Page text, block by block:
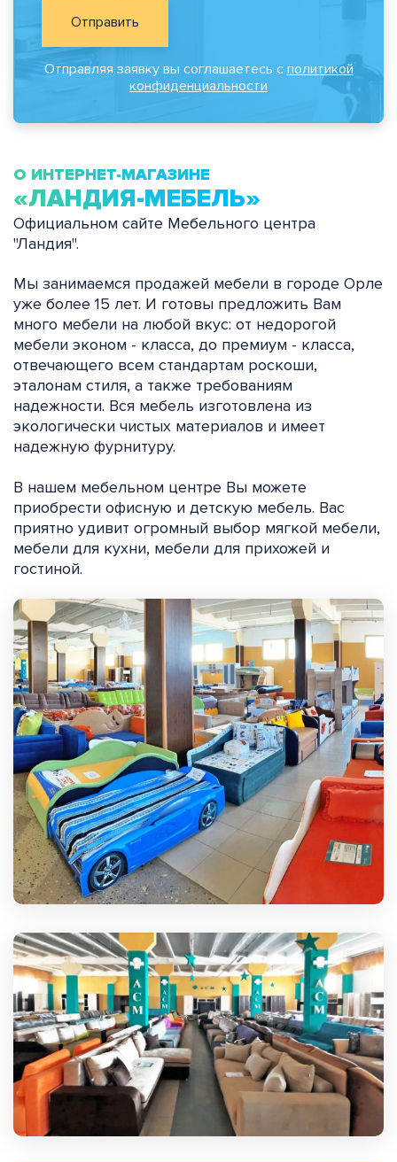
Отправить
Отправляя заявку вы соглашаетесь с политикой
конфиденциальности
О ИНТЕРНЕТ-МАГАЗИНЕ
«ЛАНДИЯ-МЕБЕЛЬ»
Официальном сайте Мебельного центра
"Ландия".
Мы занимаемся продажей мебели в городе Орле
уже более 15 лет. И готовы предложить Вам
много мебели на любой вкус: от недорогой
мебели эконом - класса, до премиум - класса,
отвечающего всем стандартам роскоши,
эталонам стиля, а также требованиям
надежности. Вся мебель изготовлена из
экологически чистых материалов и имеет
надежную фурнитуру.
В нашем мебельном центре Вы можете
приобрести офисную и детскую мебель. Вас
приятно удивит огромный выбор мягкой мебели,
мебели для кухни, мебели для прихожей и
гостиной.